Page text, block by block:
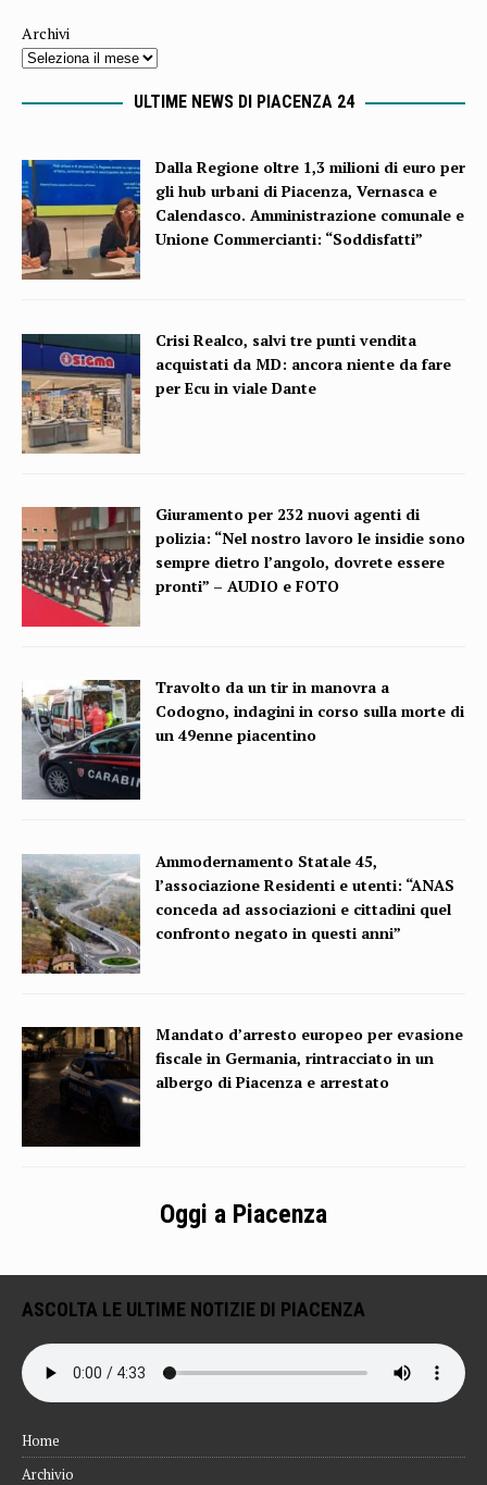
Archivi
ULTIME NEWS DI PIACENZA 24
Dalla Regione oltre 1,3 milioni di euro per
gli hub urbani di Piacenza, Vernasca e
Calendasco. Amministrazione comunale e
Unione Commercianti: “Soddisfatti”
Crisi Realco, salvi tre punti vendita
acquistati da MD: ancora niente da fare
per Ecu in viale Dante
Giuramento per 232 nuovi agenti di
polizia: “Nel nostro lavoro le insidie sono
sempre dietro l’angolo, dovrete essere
pronti” – AUDIO e FOTO
Travolto da un tir in manovra a
Codogno, indagini in corso sulla morte di
un 49enne piacentino
Ammodernamento Statale 45,
l’associazione Residenti e utenti: “ANAS
conceda ad associazioni e cittadini quel
confronto negato in questi anni”
Mandato d’arresto europeo per evasione
fiscale in Germania, rintracciato in un
albergo di Piacenza e arrestato
Oggi a Piacenza
ASCOLTA LE ULTIME NOTIZIE DI PIACENZA
Home
Archivio